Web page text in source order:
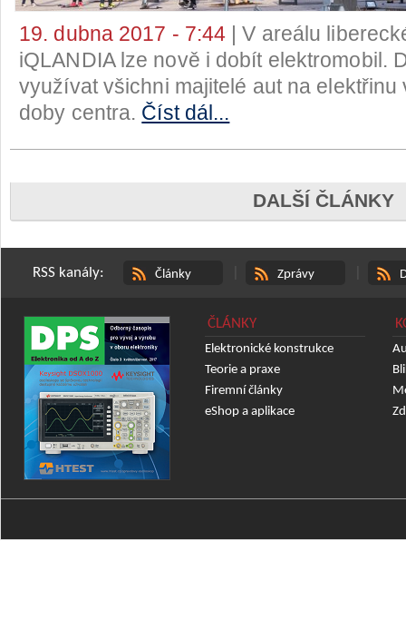
19. dubna 2017 - 7:44 | V areálu
iQLANDIA lze nově i dobít elektromobil.
využívat všichni majitelé aut na
doby centra. Číst dál...
DALŠÍ ČLÁNKY
RSS kanály: Články Zprávy
ČLÁNKY
Elektronické konstrukce
Teorie a praxe
Firemní články
eShop a aplikace